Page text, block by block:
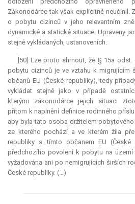
Zákonodárce tak však explicitně neučinil.
o pobytu cizinců v jeho relevantním
dynamické a statické situace. Upraveny
stejně vykládaných, ustanoveních.
[50] Lze proto shrnout, že § 15a
pobytu cizinců je ve vztahu k migrujícím
občanů EU (České republiky), tedy
vykládat stejně jako v případě
kterými zákonodárce jejich situaci
přitom k naplnění definice rodinného
aby byla tato osoba držitelem
ze kterého pochází a ve kterém žila
republiky s tímto občanem EU (České
předchozího povolení k pobytu na území
vyžadována ani po nemigrujících širších
České republiky. (…)